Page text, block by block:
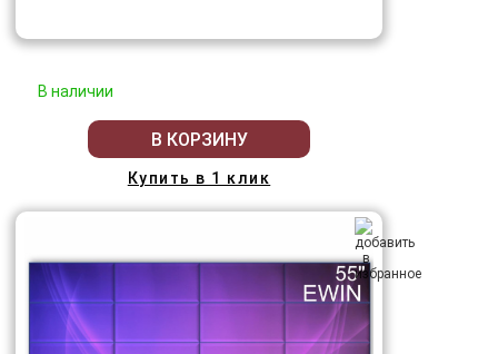
В наличии
В КОРЗИНУ
Купить в 1 клик